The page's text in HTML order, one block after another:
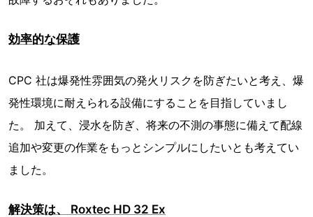
効率的な保護
CPC 社は爆発性雰囲気の発火リスクを防ぎたいと考え、爆
発性環境に耐えられる設備にすることを目指していまし
た。 加えて、浸水を防ぎ、将来の不測の事態に備えて配線
追加や変更の作業をもっとシンプルにしたいとも考えてい
ました。
解決策は、 Roxtec HD 32 Ex